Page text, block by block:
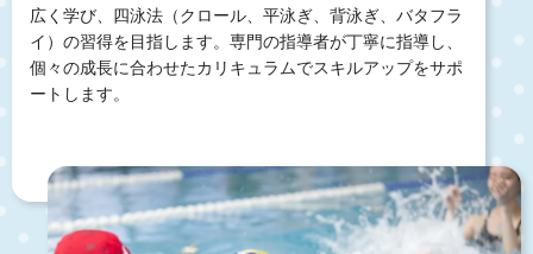
広く学び、四泳法（クロール、平泳ぎ、背泳ぎ、バタフラ
イ）の習得を目指します。専門の指導者が丁寧に指導し、
個々の成長に合わせたカリキュラムでスキルアップをサポ
ートします。